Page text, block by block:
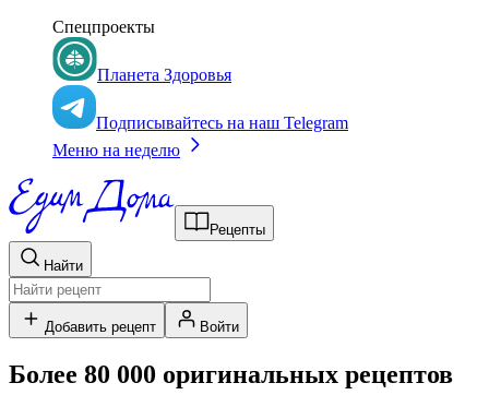
Спецпроекты
Планета Здоровья
Подписывайтесь на наш Telegram
Меню на неделю
Рецепты
Найти
Добавить рецепт Войти
Более 80 000 оригинальных рецептов